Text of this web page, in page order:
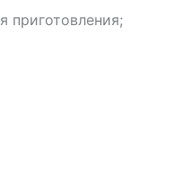
приготовления;